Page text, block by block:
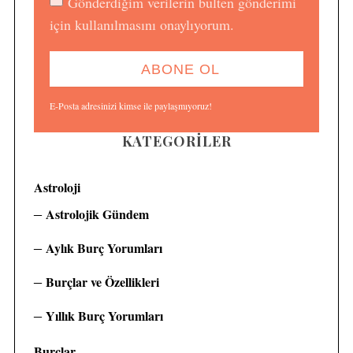
için kullanılmasını onaylıyorum.
E-Posta adresinizi kimse ile paylaşmıyoruz!
KATEGORILER
Astroloji
Astrolojik Gündem
Aylık Burç Yorumları
Burçlar ve Özellikleri
Yıllık Burç Yorumları
S
a
c